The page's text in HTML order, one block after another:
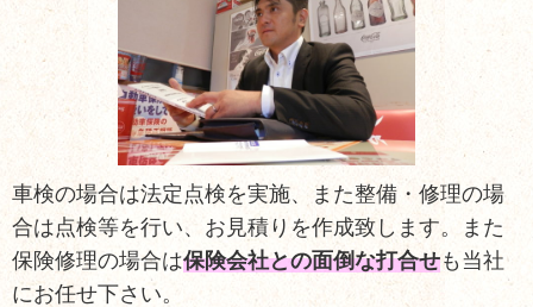
車検の場合は法定点検を実施、また整備・修理の場
合は点検等を行い、お見積りを作成致します。また
保険修理の場合は保険会社との面倒な打合せも当社
にお任せ下さい。